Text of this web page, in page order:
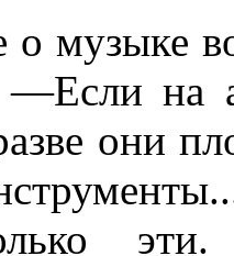
о музыке
—Если на
они